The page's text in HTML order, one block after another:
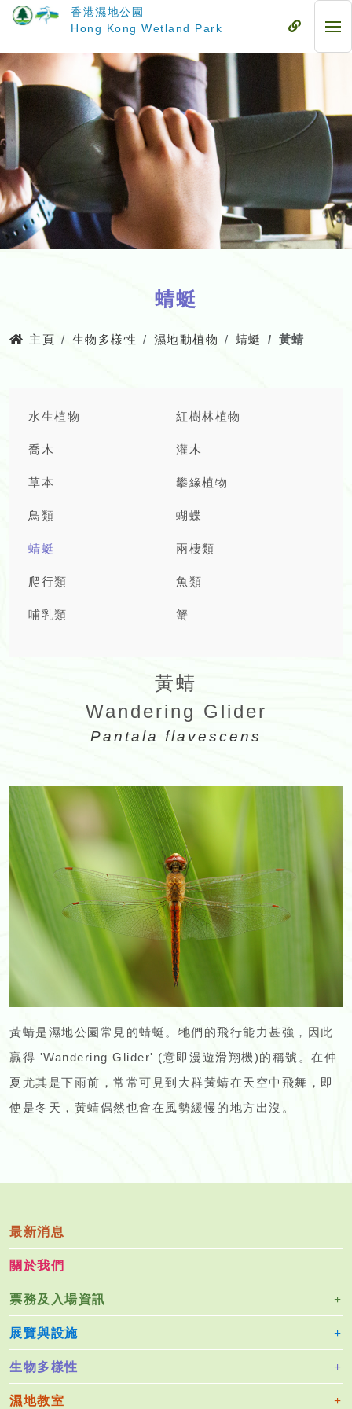
要
內
容
香港濕地公園
Hong Kong Wetland Park
流
流
動
蜻蜓
主頁 生物多樣性 濕地動植物 蜻蜓 黃蜻
水生植物 紅樹林植物
喬木 灌木
草本 攀緣植物
鳥類 蝴蝶
蜻蜓 兩棲類
爬行類 魚類
哺乳類 蟹
黃蜻
Wandering Glider
Pantala flavescens
黃蜻是濕地公園常見的蜻蜓。牠們的飛行能力甚強，因此
贏得 'Wandering Glider' (意即漫遊滑翔機)的稱號。在仲
夏尤其是下雨前，常常可見到大群黃蜻在天空中飛舞，即
使是冬天，黃蜻偶然也會在風勢緩慢的地方出沒。
最新消息
關於我們
票務及入場資訊
展覽與設施
生物多樣性
濕地教室